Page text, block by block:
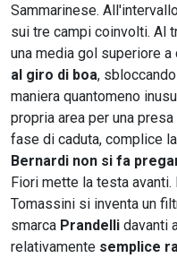
Sammarinese.
sui tre campi coinvolti. Al
una media gol superiore a
al giro di boa,
maniera quantomeno
propria area per una
fase di caduta, complice
Bernardi non si fa
Fiori mette la testa
Tomassini si inventa un
smarca Prandelli davanti
relativamente semplice